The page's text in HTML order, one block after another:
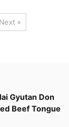
Next »
Gyutan Don
Beef Tongue